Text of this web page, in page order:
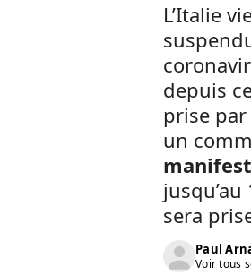
L’Italie
depuis
prise
un
sera
Paul
Voir tous